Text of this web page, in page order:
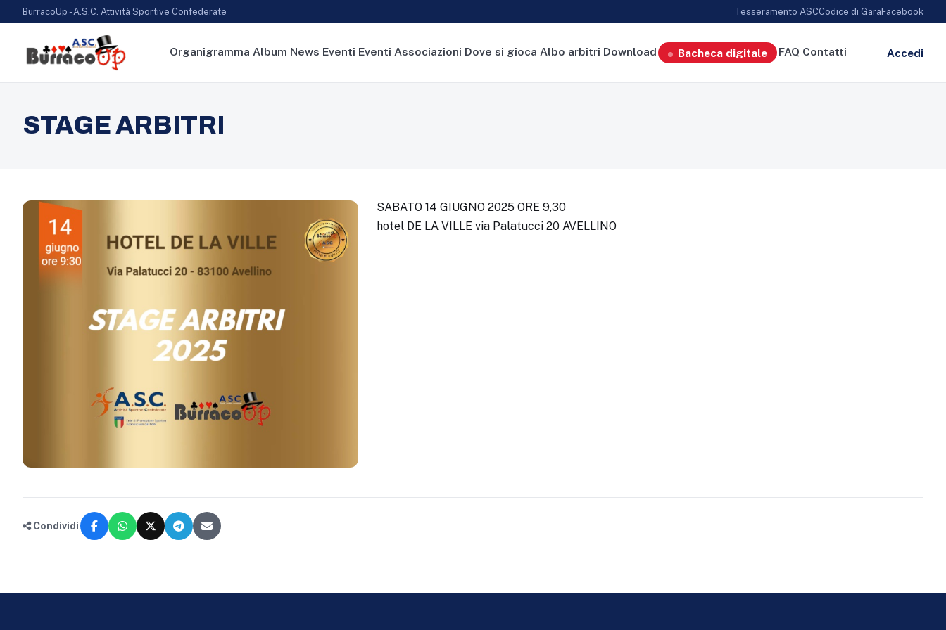
BurracoUp - A.S.C. Attività Sportive Confederate Tesseramento ASCCodice di Gara Facebook
Organigramma Album News Eventi Eventi Associazioni Dove si gioca Albo arbitri Download Bacheca digitale FAQ Contatti Accedi
STAGE ARBITRI
SABATO 14 GIUGNO 2025 ORE 9,30
hotel DE LA VILLE via Palatucci 20 AVELLINO
Condividi